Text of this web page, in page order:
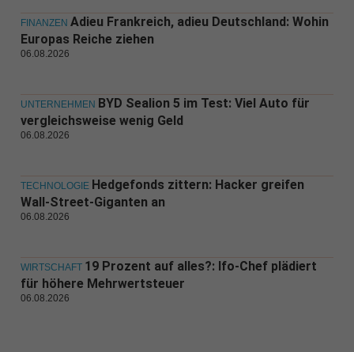
FINANZEN Adieu Frankreich, adieu Deutschland: Wohin
Europas Reiche ziehen
06.08.2026
UNTERNEHMEN BYD Sealion 5 im Test: Viel Auto für
vergleichsweise wenig Geld
06.08.2026
TECHNOLOGIE Hedgefonds zittern: Hacker greifen
Wall-Street-Giganten an
06.08.2026
WIRTSCHAFT 19 Prozent auf alles?: Ifo-Chef plädiert
für höhere Mehrwertsteuer
06.08.2026